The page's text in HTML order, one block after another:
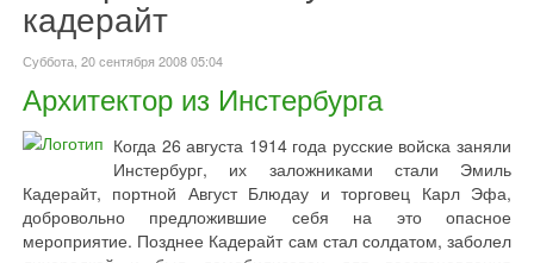
кадерайт
Суббота, 20 сентября 2008 05:04
Архитектор из Инстербурга
Когда 26 августа 1914 года русские войска заняли
Инстербург, их заложниками стали Эмиль
Кадерайт, портной Август Блюдау и торговец Карл Эфа,
добровольно предложившие себя на это опасное
мероприятие. Позднее Кадерайт сам стал солдатом, заболел